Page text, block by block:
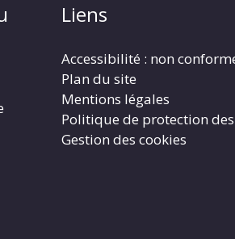
Liens
Accessibilité : non
Plan du site
Mentions légales
Politique de protection
Gestion des cookies